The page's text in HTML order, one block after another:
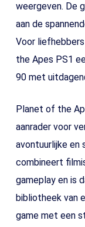
weergeven. De
aan de
Voor
the Apes PS1
90 met
Planet of the
aanrader voor
avontuurlijke
combineert
gameplay en is
bibliotheek van
game met een